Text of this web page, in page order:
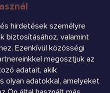
hirdetések személyre
biztosításához, valamint
Ezenkívül közösségi
megosztjuk az
adatait, akik
olyan adatokkal, amelyeket